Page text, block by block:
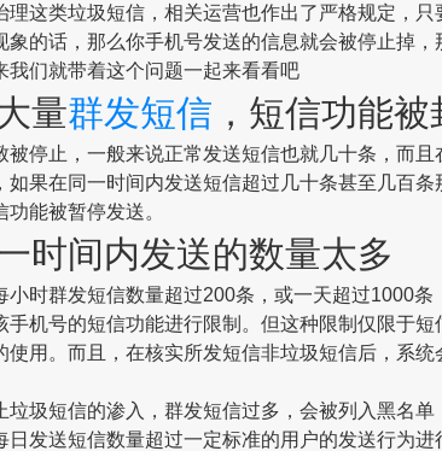
理这类垃圾短信，相关运营也作出了严格规定，只
象的话，那么你手机号发送的信息就会被停止掉，
我们就带着这个问题一起来看看吧
量群发短信 ，短信功能
停止，一般来说正常发送短信也就几十条，而且
如果在同一时间内发送短信超过几十条甚至几百条
能被暂停发送。
间内发送的数量太多
时群发短信数量超过200条，或一天超过1000条
手机号的短信功能进行限制。但这种限制仅限于短
使用。而且，在核实所发短信非垃圾短信后，系统
圾短信的渗入，群发短信过多，会被列入黑名单
日发送短信数量超过一定标准的用户的发送行为进